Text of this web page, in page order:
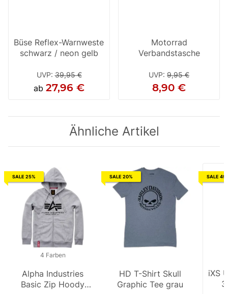
Büse Reflex-Warnweste
schwarz / neon gelb
UVP:39,95 €
ab 27,96 €
Motorrad
Verbandstasche
UVP: 9,95 €
8,90 €
Ähnliche Artikel
SALE 25%
4 Farben
Alpha Industries
Basic Zip Hoody
Alpha Industries
Basic Zip Hoody
Alpha
Basic
SALE 20%
HD T-Shirt Skull
Graphic Tee grau
HD
SALE
iXS